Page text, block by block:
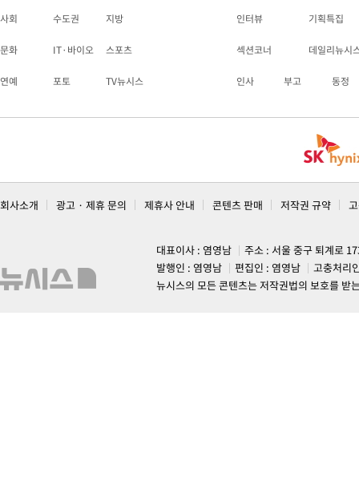
사회 수도권 지방
문화 IT·바이오 스포츠
연예 포토 TV뉴시스
인터뷰 기획특집
섹션코너 데일리뉴시
인사 부고 동정
회사소개 광고 · 제휴 문의 제휴사 안내 콘텐츠 판매 저작권 규약
대표이사 : 염영남
주소 : 서울 중구 퇴계로
발행인 : 염영남
편집인 : 염영남
고충처리
뉴시스의 모든 콘텐츠는 저작권법의 보호를